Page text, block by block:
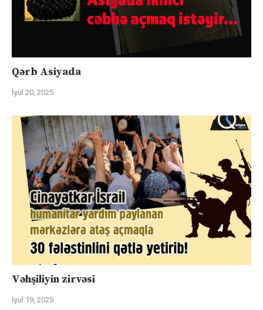
Qərb Asiyada
İyul 20, 2025
Vəhşiliyin zirvəsi
İyul 19, 2025